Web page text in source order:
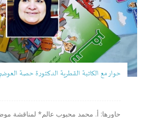
حوار مع الكاتبة القطرية الدكتورة حصة
حاورها: أ. محمد محبوب عالم* لمناقشة